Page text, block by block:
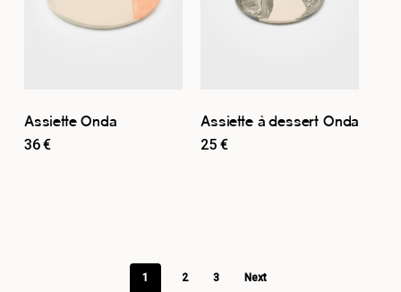
Assiette Onda
36€
Assiette à dessert Onda
25 €
1 2 3 Next